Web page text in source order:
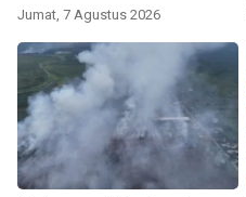
Jumat, 7 Agustus 2026